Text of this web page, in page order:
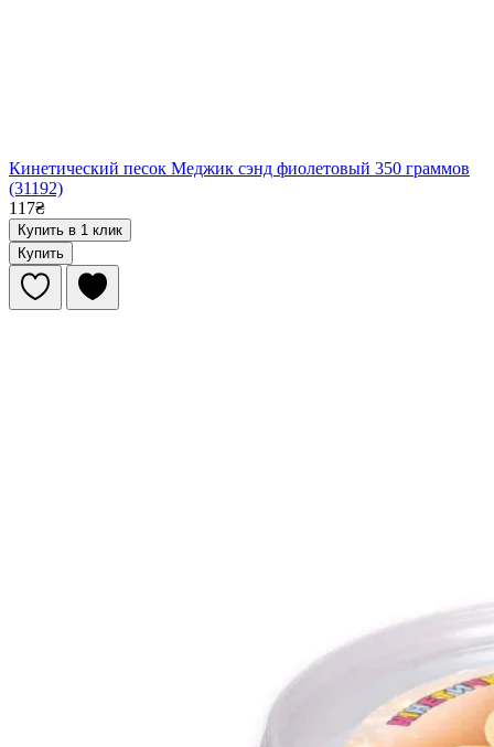
Кинетический песок Меджик сэнд фиолетовый 350 граммов
(31192)
117₴
Купить в 1 клик
Купить